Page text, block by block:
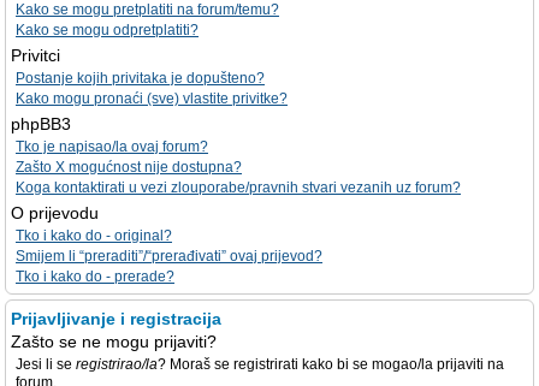
Kako se mogu pretplatiti na forum/temu?
Kako se mogu odpretplatiti?
Privitci
Postanje kojih privitaka je dopušteno?
Kako mogu pronaći (sve) vlastite privitke?
phpBB3
Tko je napisao/la ovaj forum?
Zašto X mogućnost nije dostupna?
Koga kontaktirati u vezi zlouporabe/pravnih stvari vezanih uz forum?
O prijevodu
Tko i kako do - original?
Smijem li “preraditi”/“prerađivati” ovaj prijevod?
Tko i kako do - prerade?
Prijavljivanje i registracija
Zašto se ne mogu prijaviti?
Jesi li se registrirao/la? Moraš se registrirati kako bi se mogao/la prijaviti na
forum.